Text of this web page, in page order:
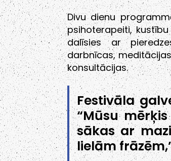
Divu dienu
psihoterapeiti,
dalīsies ar
darbnīcas,
konsultācijas.
Festivāla
“Mūsu
sākas ar
lielām